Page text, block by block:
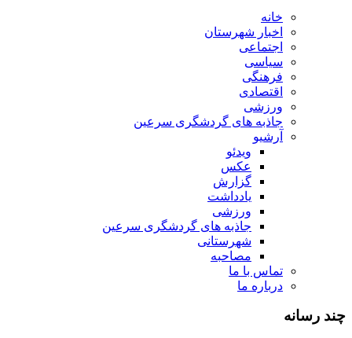
خانه
اخبار شهرستان
اجتماعی
سیاسی
فرهنگی
اقتصادی
ورزشی
جاذبه های گردشگری سرعین
آرشیو
ویدئو
عکس
گزارش
یادداشت
ورزشی
جاذبه های گردشگری سرعین
شهرستانی
مصاحبه
تماس با ما
درباره ما
چند رسانه